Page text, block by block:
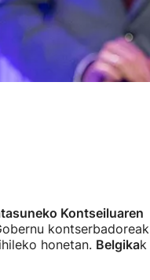
Kontseiluaren
kontserbadoreak
honetan. Belgikak